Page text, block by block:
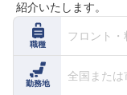
おもてなしHRに
ご利用の流れ
よくある質問
紹介いたします。
職種
フロント
勤務地
全国または